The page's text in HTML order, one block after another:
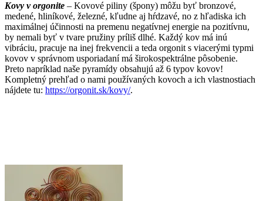
Kovy v orgonite – Kovové piliny (špony) môžu byť bronzové,
medené, hliníkové, železné, kľudne aj hŕdzavé, no z hľadiska ich
maximálnej účinnosti na premenu negatívnej energie na pozitívnu,
by nemali byť v tvare pružiny príliš dlhé. Každý kov má inú
vibráciu, pracuje na inej frekvencii a teda orgonit s viacerými typmi
kovov v správnom usporiadaní má širokospektrálne pôsobenie.
Preto napríklad naše pyramídy obsahujú až 6 typov kovov!
Kompletný prehľad o nami používaných kovoch a ich vlastnostiach
nájdete tu: https://orgonit.sk/kovy/.